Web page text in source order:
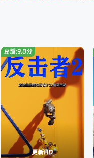
更新HD
豆瓣:9.0分